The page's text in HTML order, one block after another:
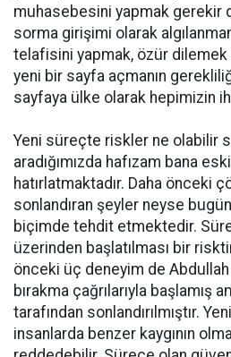
muhasebesini yapmak gerekir
sorma girişimi olarak
telafisini yapmak, özür dilemek
yeni bir sayfa açmanın
sayfaya ülke olarak hepimizin
Yeni süreçte riskler ne olabilir
aradığımızda hafızam bana
hatırlatmaktadır. Daha önceki
sonlandıran şeyler neyse
biçimde tehdit etmektedir.
üzerinden başlatılması bir
önceki üç deneyim de Abdullah
bırakma çağrılarıyla başlamış
tarafından sonlandırılmıştır.
insanlarda benzer kaygının